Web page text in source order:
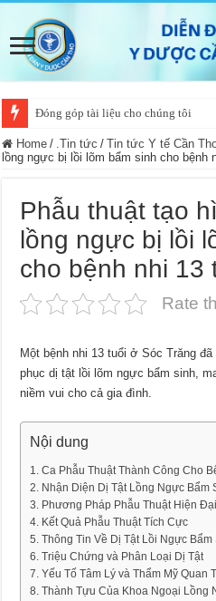
Đóng góp tài liệu cho chúng tôi
Home / .Tin tức / Tin tức Y tế Cần
lồng ngực bị lồi lõm bẩm sinh cho bệnh
Phẫu thuật tạo
lồng ngực bị lồi
cho bệnh nhi 13
Rate
Một bệnh nhi 13 tuổi ở Sóc Trăng
phục dị tật lồi lõm ngực bẩm sinh,
niềm vui cho cả gia đình.
Nội dung
Ca Phẫu Thuật Thành Công Cho
Nhận Diện Dị Tật Lồng Ngực Bẩm
Phương Pháp Phẫu Thuật Hiện Đại
Kết Quả Phẫu Thuật Tích Cực
Thông Tin Về Dị Tật Lồi Ngực Bẩm
Triệu Chứng và Phân Loại Dị Tật
Yếu Tố Tâm Lý và Thẩm Mỹ Quan
Thành Tựu Của Khoa Ngoại Lồng